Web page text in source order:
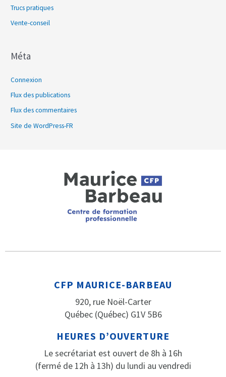
Trucs pratiques
Vente-conseil
Méta
Connexion
Flux des publications
Flux des commentaires
Site de WordPress-FR
CFP MAURICE-BARBEAU
920, rue Noël-Carter
Québec (Québec) G1V 5B6
HEURES D’OUVERTURE
Le secrétariat est ouvert de 8h à 16h
(fermé de 12h à 13h) du lundi au vendredi